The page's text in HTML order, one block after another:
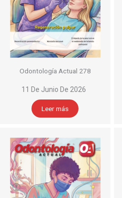
Odontología Actual 278
11 De Junio De 2026
Leer más